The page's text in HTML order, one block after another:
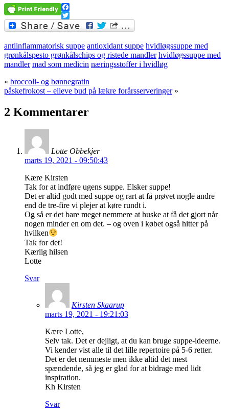
Facebook
Twitter
antiinflammatorisk suppe antioxidant suppe hvidløgssuppe med
grønkålspesto grønkålschips og ristede mandler hvidløgssuppe med
mandler mad som medicin næringsstoffer i hvidløg
« broccoli- og bønnegratin
påskefrokost – elleve bud på lækre forårsserveringer»
2 Kommentarer
Lotte Obbekjer
marts 19, 2021 - 09:50:43
Kære Kirsten
Tak for at indføre ugens suppe. Elsker suppe!
Det er altid godt med suppe og rart at få prøvet nogle andre
end de tre-fire vi plejer at køre rundt i.
Og så er det bare meget nemmere at huske at få det gjort når
nogen minder en om det. – og oven i købet også hitter på
hvilken
Tak for det!
Kærlig hilsen
Lotte
Svar
Kirsten Skaarup
marts 19, 2021 - 19:21:03
Kære Lotte,
Selv tak. Det er dejligt, at du kan bruge suppe-ideerne.
Vi kender vist alle til det lille repertoire på 5-6 retter.
Det er det nemmeste men ikke altid det mest
spændende, så jeg er glad for at bidrage med lidt
inspiration.
Kh Kirsten
Svar